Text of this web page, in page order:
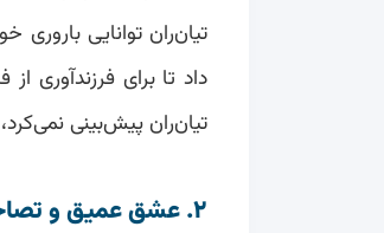
تیان‌ران توانایی
داد تا برای فرزندآوری
تیان‌ران پیش‌بینی
۲. عشق عمیق و تصاحب خوشبختی